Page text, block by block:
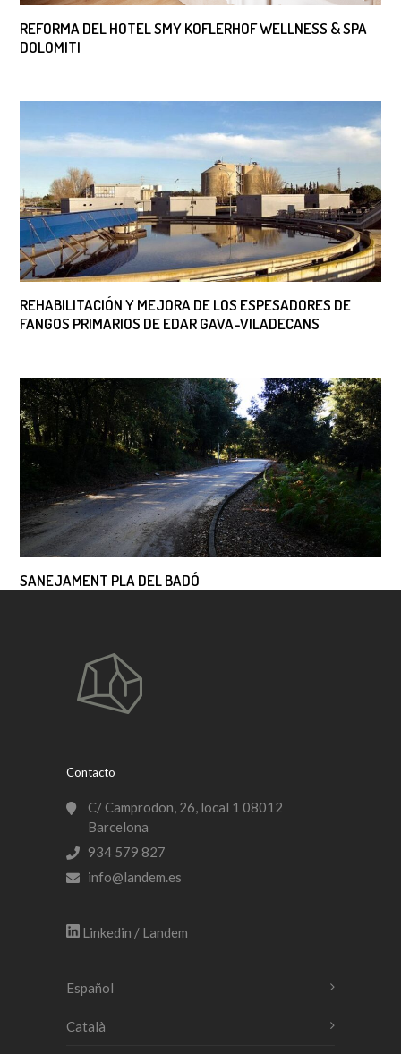
REFORMA DEL HOTEL SMY KOFLERHOF WELLNESS & SPA
DOLOMITI
REHABILITACIÓN Y MEJORA DE LOS ESPESADORES DE
FANGOS PRIMARIOS DE EDAR GAVA-VILADECANS
SANEJAMENT PLA DEL BADÓ
Contacto
C/ Camprodon, 26, local 1 08012
Barcelona
934 579 827
info@landem.es
Linkedin / Landem
Español
Català